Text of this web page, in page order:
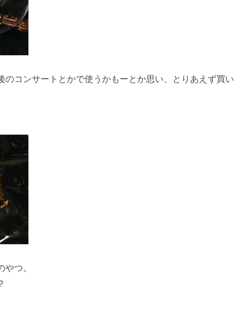
のコンサートとかで使うかもーとか思い、とりあえず買い
つ。